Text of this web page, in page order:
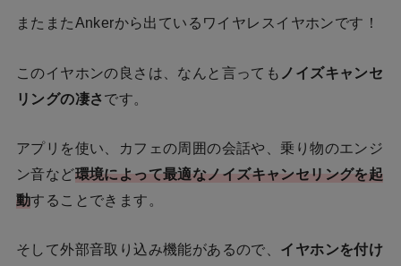
またまたAnkerから出ているワイヤレスイヤホンです！
このイヤホンの良さは、なんと言っても ノイズキャンセ
リングの凄さです。
アプリを使い、カフェの周囲の会話や、乗り物のエンジ
ン音など環境によって最適なノイズキャンセリングを起
動することできます。
そして外部音取り込み機能があるので、 イヤホンを付け